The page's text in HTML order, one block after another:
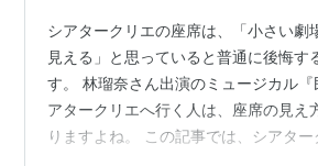
シアタークリエの座席は、「小さい劇
見える」と思っていると普通に後悔す
す。 林瑠奈さん出演のミュージカル
アタークリエへ行く人は、座席の見え
りますよね。 この記事では、シアター